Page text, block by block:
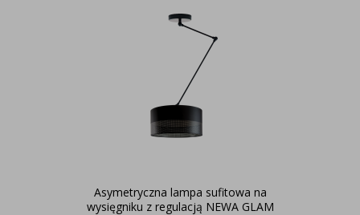
Asymetryczna lampa sufitowa na
wysięgniku z regulacją NEWA GLAM